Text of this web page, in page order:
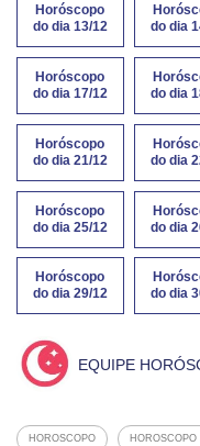
Horóscopo
do dia 13/12
do dia
Horóscopo
do dia 17/12
do dia
Horóscopo
do dia 21/12
do dia
Horóscopo
do dia 25/12
do dia
Horóscopo
do dia 29/12
do dia
EQUIPE
HOROSCOPO HOROSCOPO